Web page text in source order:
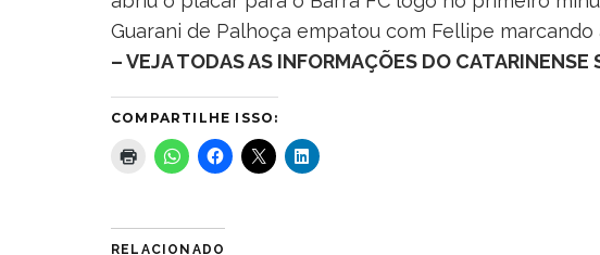
Guarani de Palhoça empatou com Fellipe marcando
– VEJA TODAS AS INFORMAÇÕES DO CATARINENSE
COMPARTILHE ISSO:
RELACIONADO